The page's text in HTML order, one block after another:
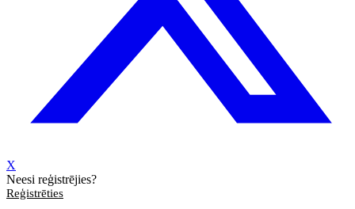
X
Neesi reģistrējies?
Reģistrēties